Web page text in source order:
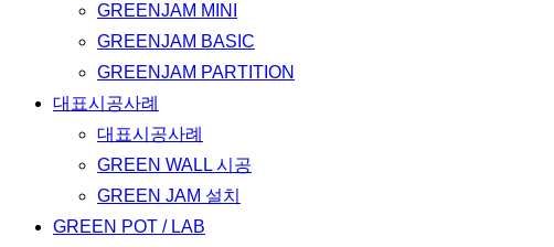
GREENJAM MINI
GREENJAM BASIC
GREENJAM PARTITION
대표시공사례
대표시공사례
GREEN WALL 시공
GREEN JAM 설치
GREEN POT / LAB